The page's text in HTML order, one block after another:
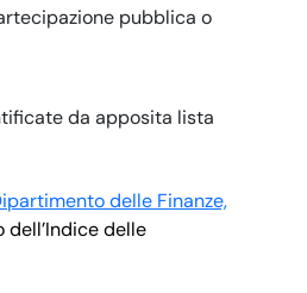
pubblica o
da apposita lista
delle Finanze,
dell’Indice delle